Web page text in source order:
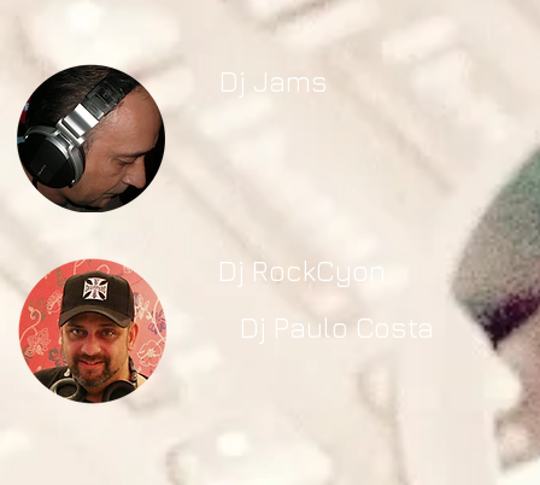
Dj Paulo Costa
Dj Jams
Dj RockCyon